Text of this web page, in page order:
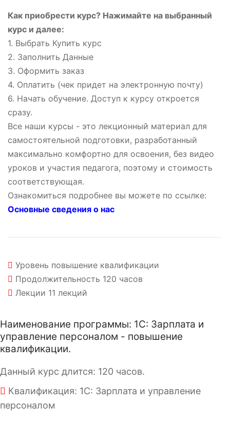
Как приобрести курс? Нажимайте на выбранный
курс и далее:
1. Выбрать Купить курс
2. Заполнить Данные
3. Оформить заказ
4. Оплатить (чек придет на электронную почту)
6. Начать обучение. Доступ к курсу откроется
сразу.
Все наши курсы - это лекционный материал для
самостоятельной подготовки, разработанный
максимально комфортно для освоения, без видео
уроков и участия педагога, поэтому и стоимость
соответствующая.
Ознакомиться подробнее вы можете по ссылке:
Основные сведения о нас
Уровень повышение квалификации
Продолжительность 120 часов
Лекции 11 лекций
Наименование программы: 1С: Зарплата и
управление персоналом - повышение
квалификации.
Данный курс длится: 120 часов.
Квалификация: 1С: Зарплата и управление
персоналом